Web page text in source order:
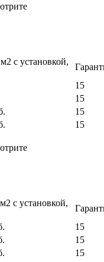
с установкой,
15
15
15
15
с установкой,
15
15
15